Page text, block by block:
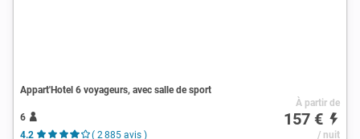
Appart'Hotel 6 voyageurs, avec salle de sport
6
4.2
( 2 885 avis )
À partir de
157 €
/ nuit